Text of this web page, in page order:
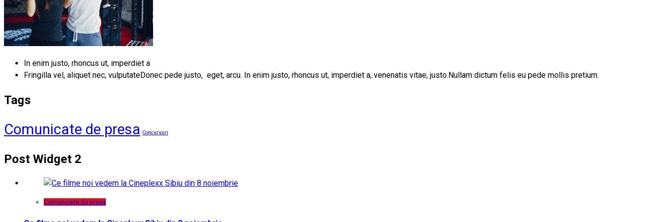
In enim justo, rhoncus ut, imperdiet a
Fringilla vel, aliquet nec, vulputateDonec pede justo, eget, arcu. In enim justo, rhoncus ut, imperdiet a, venenatis vitae, justo.Nullam dictum felis eu pede mollis pretium.
Tags
Comunicate de presa Concursuri
Post Widget 2
Comunicate de presa